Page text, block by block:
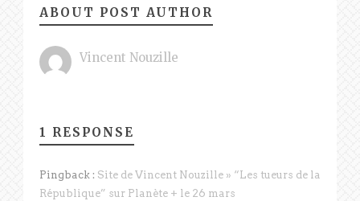
ABOUT POST AUTHOR
Vincent Nouzille
1 RESPONSE
Pingback : Site de Vincent Nouzille » “Les tueurs de la
République” sur Planète + le 26 mars